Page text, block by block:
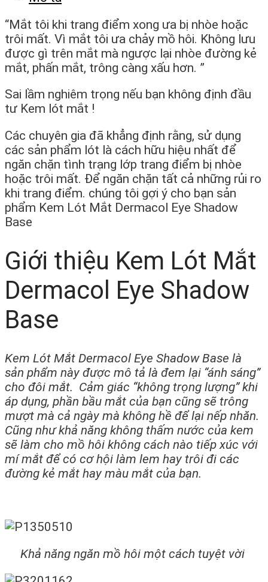
“Mắt tôi khi trang điểm xong ưa bị nhòe hoặc
trôi mất. Vì mắt tôi ưa chảy mồ hôi. Không lưu
được gì trên mắt mà ngược lại nhòe đường kẻ
mắt, phấn mắt, trông càng xấu hơn. ”
Sai lầm nghiêm trọng nếu bạn không định đầu
tư Kem lót mắt !
Các chuyên gia đã khẳng định rằng, sử dụng
các sản phẩm lót là cách hữu hiệu nhất để
ngăn chặn tình trạng lớp trang điểm bị nhòe
hoặc trôi mất. Để ngăn chặn tất cả những rủi ro
khi trang điểm. chúng tôi gợi ý cho bạn sản
phẩm Kem Lót Mắt Dermacol Eye Shadow
Base
Giới thiệu Kem Lót Mắt
Dermacol Eye Shadow
Base
Kem Lót Mắt Dermacol Eye Shadow Base là
sản phẩm này được mô tả là đem lại “ánh sáng”
cho đôi mắt. Cảm giác “không trọng lượng” khi
áp dụng, phần bầu mắt của bạn cũng sẽ trông
mượt mà cả ngày mà không hề để lại nếp nhăn.
Cũng như khả năng không thấm nước của kem
sẽ làm cho mồ hôi không cách nào tiếp xúc với
mí mắt để có cơ hội làm lem hay trôi đi các
đường kẻ mắt hay màu mắt của bạn.
Khả năng ngăn mồ hôi một cách tuyệt vời